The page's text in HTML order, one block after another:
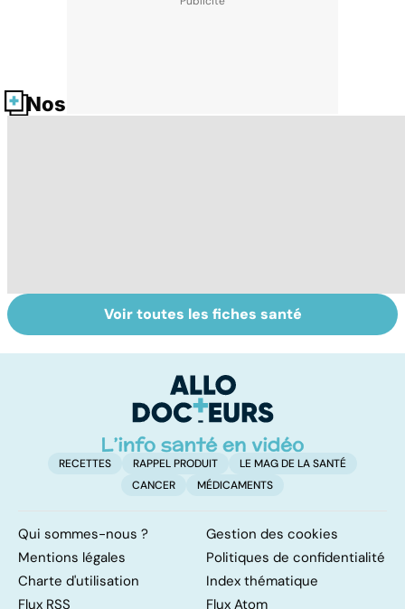
Nos fiches santé
Faites un pied de
nez à la rhinite
Comment
soigner les
excroissances
qui envahissent
nos sinus ?
Voir toutes les fiches santé
RECETTES RAPPEL PRODUIT
LE MAG DE LA SANTÉ
CANCER
MÉDICAMENTS
Qui sommes-nous ?
Gestion des cookies
Mentions légales
Politiques de confidentialité
Charte d'utilisation
Index thématique
Flux RSS
Flux Atom